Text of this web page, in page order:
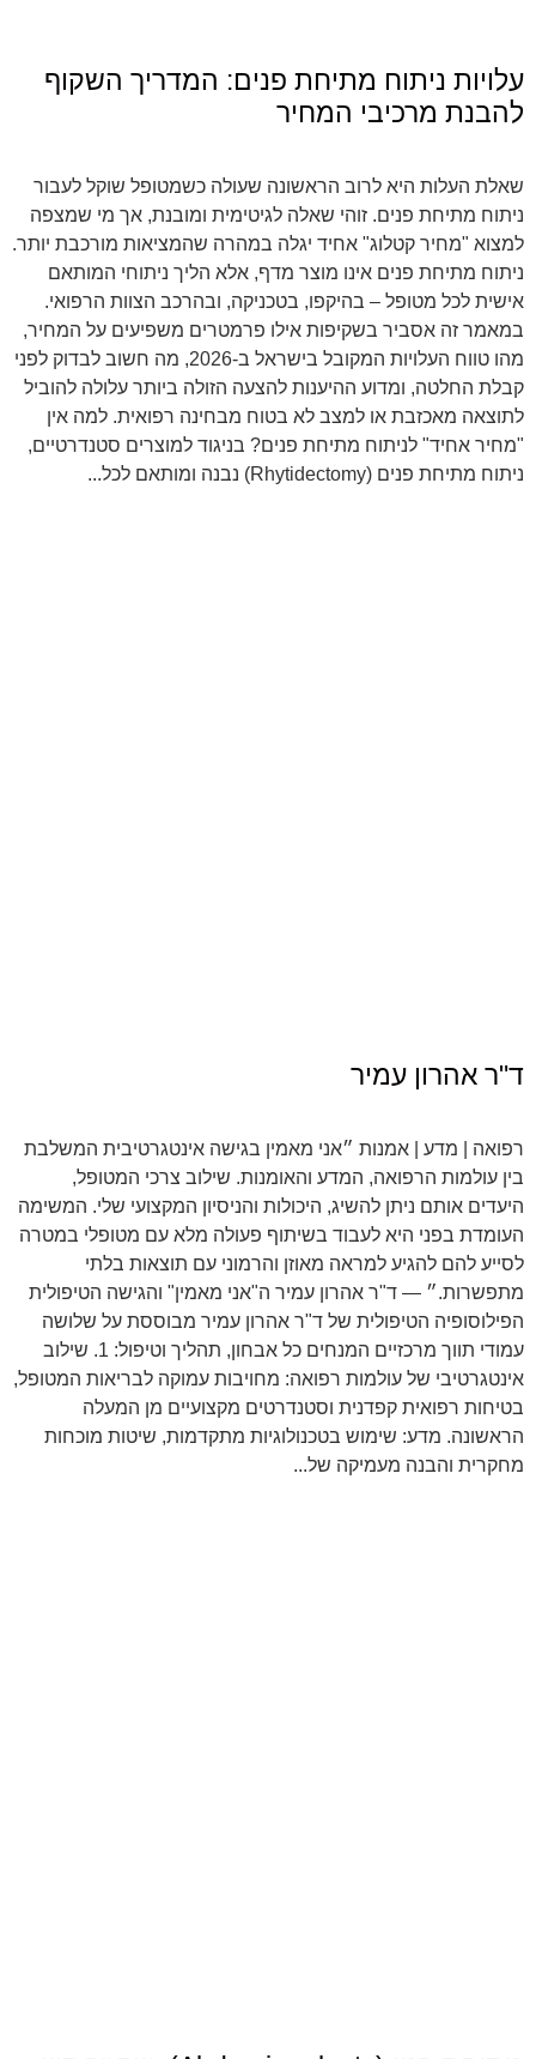
עלויות ניתוח מתיחת פנים: המדריך השקוף
להבנת מרכיבי המחיר
שאלת העלות היא לרוב הראשונה שעולה כשמטופל שוקל לעבור
ניתוח מתיחת פנים. זוהי שאלה לגיטימית ומובנת, אך מי שמצפה
למצוא "מחיר קטלוג" אחיד יגלה במהרה שהמציאות מורכבת יותר.
ניתוח מתיחת פנים אינו מוצר מדף, אלא הליך ניתוחי המותאם
אישית לכל מטופל – בהיקפו, בטכניקה, ובהרכב הצוות הרפואי.
במאמר זה אסביר בשקיפות אילו פרמטרים משפיעים על המחיר,
מהו טווח העלויות המקובל בישראל ב-2026, מה חשוב לבדוק לפני
קבלת החלטה, ומדוע ההיענות להצעה הזולה ביותר עלולה להוביל
לתוצאה מאכזבת או למצב לא בטוח מבחינה רפואית. למה אין
"מחיר אחיד" לניתוח מתיחת פנים? בניגוד למוצרים סטנדרטיים,
ניתוח מתיחת פנים (Rhytidectomy) נבנה ומותאם לכל...
ד"ר אהרון עמיר
רפואה | מדע | אמנות ״אני מאמין בגישה אינטגרטיבית המשלבת
בין עולמות הרפואה, המדע והאומנות. שילוב צרכי המטופל,
היעדים אותם ניתן להשיג, היכולות והניסיון המקצועי שלי. המשימה
העומדת בפני היא לעבוד בשיתוף פעולה מלא עם מטופלי במטרה
לסייע להם להגיע למראה מאוזן והרמוני עם תוצאות בלתי
מתפשרות.״ — ד"ר אהרון עמיר ה"אני מאמין" והגישה הטיפולית
הפילוסופיה הטיפולית של ד"ר אהרון עמיר מבוססת על שלושה
עמודי תווך מרכזיים המנחים כל אבחון, תהליך וטיפול: 1. שילוב
אינטגרטיבי של עולמות רפואה: מחויבות עמוקה לבריאות המטופל,
בטיחות רפואית קפדנית וסטנדרטים מקצועיים מן המעלה
הראשונה. מדע: שימוש בטכנולוגיות מתקדמות, שיטות מוכחות
מחקרית והבנה מעמיקה של...